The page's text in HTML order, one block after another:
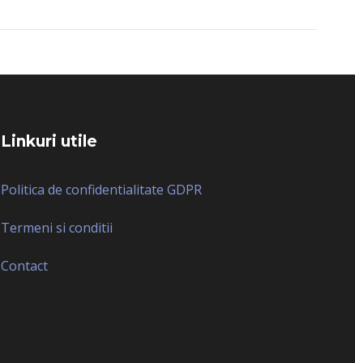
Linkuri utile
Politica de confidentialitate GDPR
Termeni si conditii
Contact